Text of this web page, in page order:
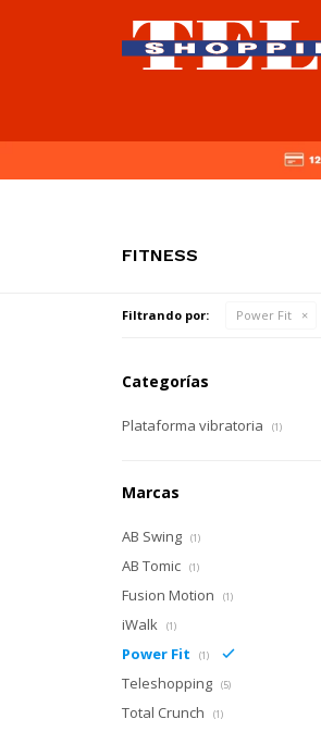
FITNESS
Filtrando por: Power Fit
Categorías
Plataforma vibratoria (1)
Marcas
AB Swing (1)
AB Tomic (1)
Fusion Motion (1)
iWalk (1)
Power Fit (1)
Teleshopping (5)
Total Crunch (1)